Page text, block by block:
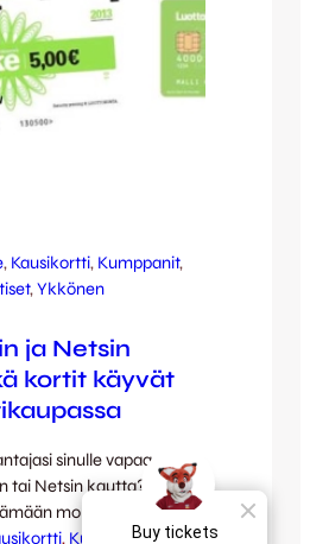
, Kausikortti, Kumppanit
, Ykkönen
ja Netsin
kortit käyvät
sinulle vapaa-ajan
tai Netsin kautta? Nyt
molempia myös
Voit maksaa
, Kumppanit, Liput,